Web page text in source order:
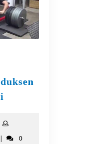
helpottamiseksi
roman-
|
0